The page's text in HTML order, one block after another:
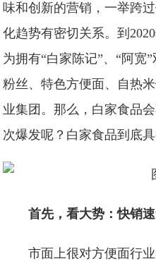
味和创新的营销，一举跨
化趋势有密切关系。到
为拥有“白家陈记”、“阿宽
粉丝、特色方便面、自热
业集团。那么，白家食品
次爆发呢？白家食品到底
首先，看大势：快销速
市面上很对方便面行